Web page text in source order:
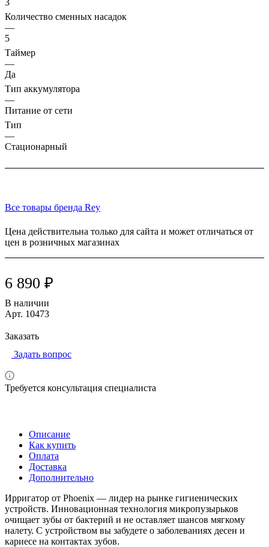
Количество сменных насадок
—
5
Таймер
—
Да
Тип аккумулятора
—
Питание от сети
Тип
—
Cтационарный
Все товары бренда Rey
Цена действительна только для сайта и может отличаться от
цен в розничных магазинах
6 890 ₽
В наличии
Арт. 10473
Заказать
Задать вопрос
Требуется консультация специалиста
Описание
Как купить
Оплата
Доставка
Дополнительно
Ирригатор от Phoenix — лидер на рынке гигиенических
устройств. Инновационная технология микропузырьков
очищает зубы от бактерий и не оставляет шансов мягкому
налету. С устройством вы забудете о заболеваниях десен и
кариесе на контактах зубов.